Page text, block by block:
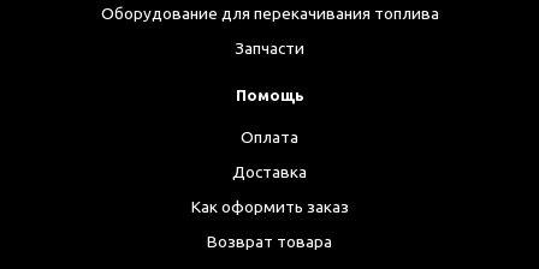
Оборудование для перекачивания топлива
Запчасти
Помощь
Оплата
Доставка
Как оформить заказ
Возврат товара